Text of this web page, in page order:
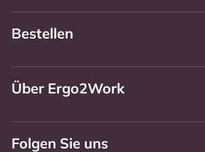
Bestellen
Über Ergo2Work
Folgen Sie uns